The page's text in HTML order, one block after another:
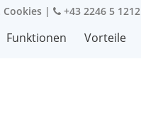
Cookies | +43 2246 5 1212
Funktionen Vorteile